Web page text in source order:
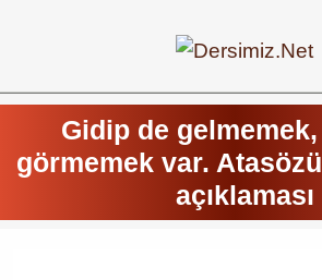
Gidip de
görmemek var.
açıklaması